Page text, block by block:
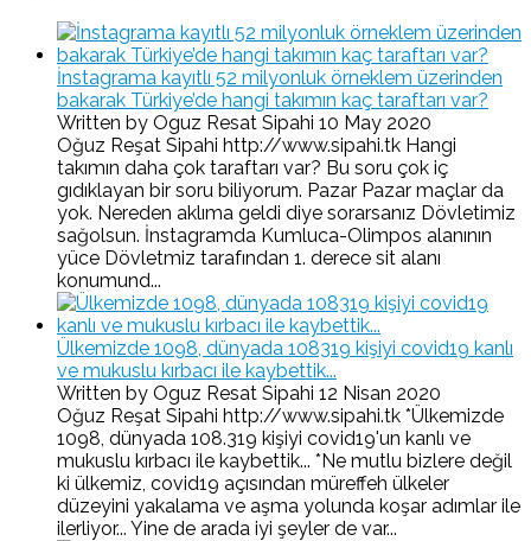
İnstagrama kayıtlı 52 milyonluk örneklem üzerinden
bakarak Türkiye’de hangi takımın kaç taraftarı var?
Written by Oguz Resat Sipahi 10 May 2020
Oğuz Reşat Sipahi http://www.sipahi.tk Hangi
takımın daha çok taraftarı var? Bu soru çok iç
gıdıklayan bir soru biliyorum. Pazar Pazar maçlar da
yok. Nereden aklıma geldi diye sorarsanız Dövletimiz
sağolsun. İnstagramda Kumluca-Olimpos alanının
yüce Dövletmiz tarafından 1. derece sit alanı
konumund...
Ülkemizde 1098, dünyada 108319 kişiyi covid19 kanlı
ve mukuslu kırbacı ile kaybettik...
Written by Oguz Resat Sipahi 12 Nisan 2020
Oğuz Reşat Sipahi http://www.sipahi.tk *Ülkemizde
1098, dünyada 108.319 kişiyi covid19'un kanlı ve
mukuslu kırbacı ile kaybettik... *Ne mutlu bizlere değil
ki ülkemiz, covid19 açısından müreffeh ülkeler
düzeyini yakalama ve aşma yolunda koşar adımlar ile
ilerliyor... Yine de arada iyi şeyler de var...